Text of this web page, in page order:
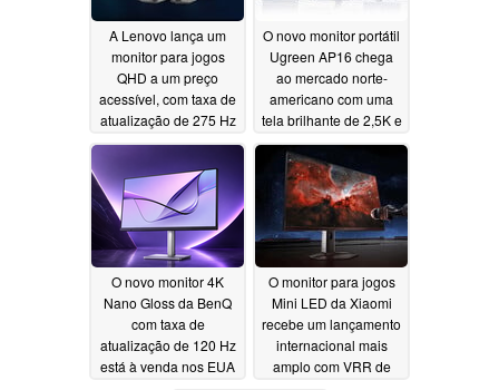
A Lenovo lança um
monitor para jogos
QHD a um preço
acessível, com taxa de
atualização de 275 Hz
06/19/2026
O novo monitor portátil
Ugreen AP16 chega
ao mercado norte-
americano com uma
tela brilhante de 2,5K e
165 Hz e um suporte
magnético06/12/2026
O novo monitor 4K
Nano Gloss da BenQ
com taxa de
atualização de 120 Hz
está à venda nos EUA
O monitor para jogos
Mini LED da Xiaomi
recebe um lançamento
internacional mais
amplo com VRR de